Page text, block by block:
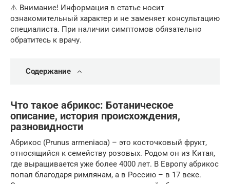
⚠️ Внимание! Информация в статье носит
ознакомительный характер и не заменяет консультацию
специалиста. При наличии симптомов обязательно
обратитесь к врачу.
Содержание
Что такое абрикос: Ботаническое
описание, история происхождения,
разновидности
Абрикос (Prunus armeniaca) – это косточковый фрукт,
относящийся к семейству розовых. Родом он из Китая,
где выращивается уже более 4000 лет. В Европу абрикос
попал благодаря римлянам, а в Россию – в 17 веке.